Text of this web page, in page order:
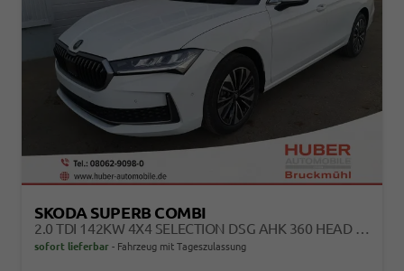
SKODA SUPERB COMBI
2.0 TDI 142KW 4X4 SELECTION DSG AHK 360 HEAD UP
sofort lieferbar Fahrzeug mit Tageszulassung